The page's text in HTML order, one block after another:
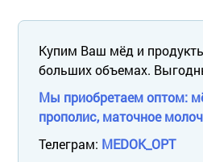
Купим Ваш мёд и
больших объемах.
Мы приобретаем оптом:
прополис, маточное
Телеграм: MEDOK_OPT